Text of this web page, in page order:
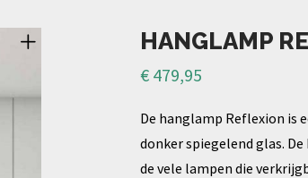
HANGLAMP
€ 479,95
De hanglamp Reflexion is
donker spiegelend glas.
de vele lampen die